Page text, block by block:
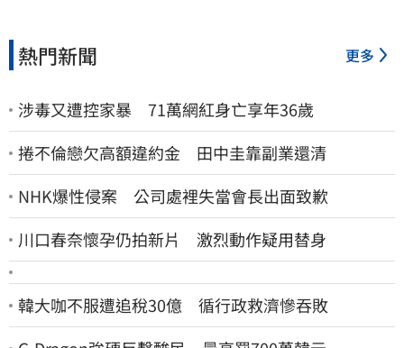
熱門新聞 更多
涉毒又遭控家暴 71萬網紅身亡享年36歲
捲不倫戀欠高額違約金 田中圭靠副業還清
NHK爆性侵案 公司處裡失當會長出面致歉
川口春奈懷孕仍拍新片 激烈動作疑用替身
韓大咖不服遭追稅30億 循行政救濟慘吞敗